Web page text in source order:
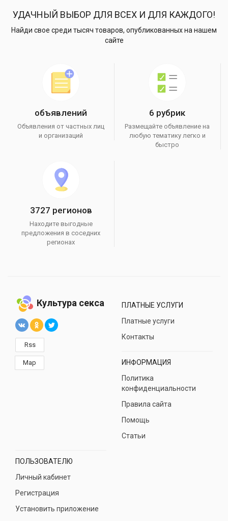
УДАЧНЫЙ ВЫБОР ДЛЯ ВСЕХ И ДЛЯ КАЖДОГО!
Найди свое среди тысяч товаров, опубликованных на нашем
сайте
объявлений
Объявления от частных лиц
и организаций
6 рубрик
Размещайте объявление на
любую тематику легко и
быстро
3727 регионов
Находите выгодные
предложения в соседних
регионах
Культура секса
Rss
Map
ПЛАТНЫЕ УСЛУГИ
Платные услуги
Контакты
ИНФОРМАЦИЯ
Политика
конфиденциальности
Правила сайта
Помощь
Статьи
ПОЛЬЗОВАТЕЛЮ
Личный кабинет
Регистрация
Установить приложение